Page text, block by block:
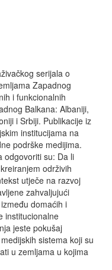
serijala o
Zapadnog
i funkcionalnih
Balkana: Albaniji,
i Srbiji. Publikacije iz
institucijama na
podrške medijima.
odgovoriti su: Da li
održivih
utječe na razvoj
zahvaljujući
domaćih i
institucionalne
jeste pokušaj
sistema koji su
u zemljama u kojima